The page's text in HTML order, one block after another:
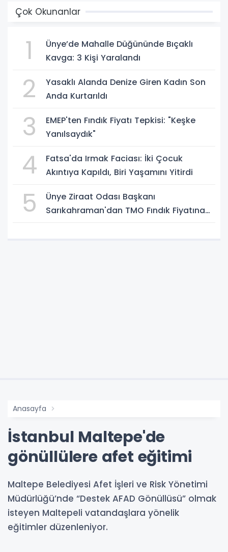
Çok Okunanlar
1
Ünye’de Mahalle Düğününde Bıçaklı
Kavga: 3 Kişi Yaralandı
2
Yasaklı Alanda Denize Giren Kadın Son
Anda Kurtarıldı
3
EMEP'ten Fındık Fiyatı Tepkisi: "Keşke
Yanılsaydık"
4
Fatsa'da Irmak Faciası: İki Çocuk
Akıntıya Kapıldı, Biri Yaşamını Yitirdi
5
Ünye Ziraat Odası Başkanı
Sarıkahraman'dan TMO Fındık Fiyatına
Anasayfa
İstanbul Maltepe'de
gönüllülere afet eğitimi
Maltepe Belediyesi Afet İşleri ve Risk Yönetimi
Müdürlüğü’nde “Destek AFAD Gönüllüsü” olmak
isteyen Maltepeli vatandaşlara yönelik
eğitimler düzenleniyor.